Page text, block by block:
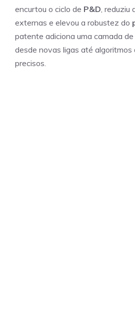
encurtou o ciclo de P&D ,
externas e elevou a robustez do
patente adiciona uma camada de
desde novas ligas até algoritmos
precisos.